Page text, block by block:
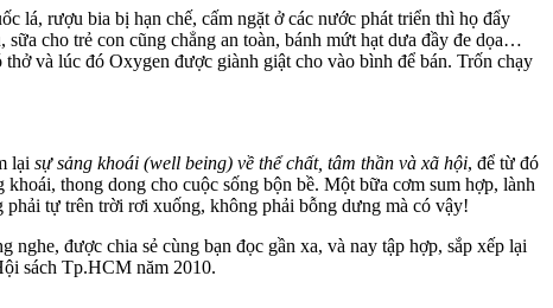
lá, rượu bia bị hạn chế, cấm ngặt ở các nước phát triển thì họ đẩy
cho trẻ con cũng chẳng an toàn, bánh mứt hạt dưa đầy đe dọa…
và lúc đó Oxygen được giành giật cho vào bình để bán. Trốn chạy
lại sự sảng khoái (well being) về thể chất, tâm thần và xã hội, để từ đó
thong dong cho cuộc sống bộn bề. Một bữa cơm sum hợp, lành
tự trên trời rơi xuống, không phải bỗng dưng mà có vậy!
nghe, được chia sẻ cùng bạn đọc gần xa, và nay tập hợp, sắp xếp lại
sách Tp.HCM năm 2010.